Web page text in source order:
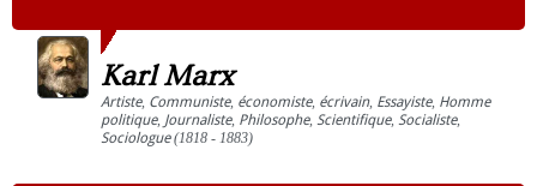
Karl Marx
Artiste, Communiste, économiste, écrivain, Essayiste, Homme
politique, Journaliste, Philosophe, Scientifique, Socialiste,
Sociologue(1818 - 1883)